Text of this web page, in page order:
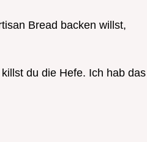
Bread backen willst,
du die Hefe. Ich hab das